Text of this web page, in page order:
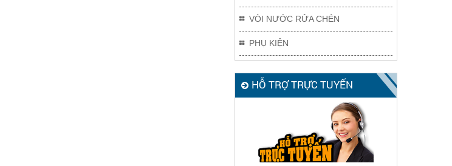
VÒI NƯỚC RỬA CHÉN
PHỤ KIỆN
HỖ TRỢ TRỰC TUYẾN